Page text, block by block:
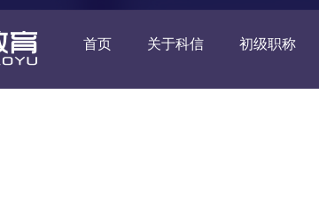
首页 关于科信 初级职称